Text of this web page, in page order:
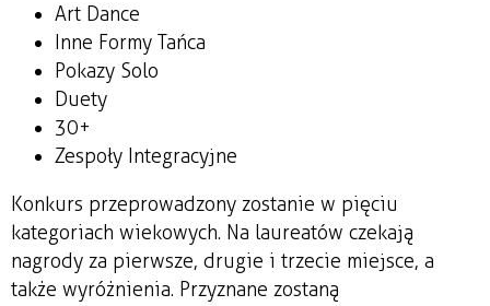
Art Dance
Inne Formy Tańca
Pokazy Solo
Duety
30+
Zespoły Integracyjne
Konkurs przeprowadzony zostanie w pięciu
kategoriach wiekowych. Na laureatów czekają
nagrody za pierwsze, drugie i trzecie miejsce, a
także wyróżnienia. Przyznane zostaną